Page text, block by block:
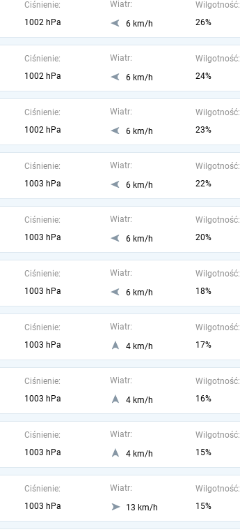
Ciśnienie:
1002 hPa
Wiatr:
6 km/h
Wilgotność:
26%
Ciśnienie:
1002 hPa
Wiatr:
6 km/h
Wilgotność:
24%
Ciśnienie:
1002 hPa
Wiatr:
6 km/h
Wilgotność:
23%
Ciśnienie:
1003 hPa
Wiatr:
6 km/h
Wilgotność:
22%
Ciśnienie:
1003 hPa
Wiatr:
6 km/h
Wilgotność:
20%
Ciśnienie:
1003 hPa
Wiatr:
6 km/h
Wilgotność:
18%
Ciśnienie:
1003 hPa
Wiatr:
4 km/h
Wilgotność:
17%
Ciśnienie:
1003 hPa
Wiatr:
4 km/h
Wilgotność:
16%
Ciśnienie:
1003 hPa
Wiatr:
4 km/h
Wilgotność:
15%
Ciśnienie:
1003 hPa
Wiatr:
13 km/h
Wilgotność:
15%